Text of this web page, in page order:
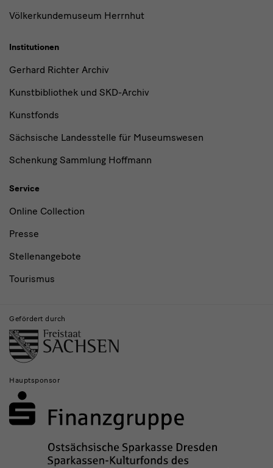
Völkerkundemuseum Herrnhut
Institutionen
Gerhard Richter Archiv
Kunstbibliothek und SKD-Archiv
Kunstfonds
Sächsische Landesstelle für Museumswesen
Schenkung Sammlung Hoffmann
Service
Online Collection
Presse
Stellenangebote
Tourismus
Gefördert durch
Hauptsponsor